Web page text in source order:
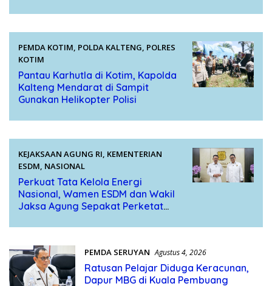
PEMDA KOTIM, POLDA KALTENG, POLRES
KOTIM
Agustus 5, 2026
Pantau Karhutla di Kotim, Kapolda
Kalteng Mendarat di Sampit
Gunakan Helikopter Polisi
KEJAKSAAN AGUNG RI, KEMENTERIAN
ESDM, NASIONAL
Agustus 4, 2026
Perkuat Tata Kelola Energi
Nasional, Wamen ESDM dan Wakil
Jaksa Agung Sepakat Perketat
PEMDA SERUYAN Agustus 4, 2026
Ratusan Pelajar Diduga Keracunan,
Dapur MBG di Kuala Pembuang